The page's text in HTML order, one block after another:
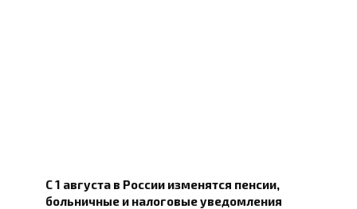
С 1 августа в России изменятся пенсии,
больничные и налоговые уведомления